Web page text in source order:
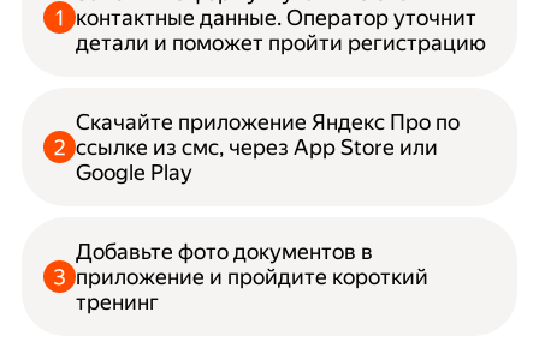
контактные данные. Оператор уточнит
детали и поможет пройти регистрацию
Скачайте приложение Яндекс Про по
ссылке из смс, через App Store или
Google Play
Добавьте фото документов в
приложение и пройдите короткий
тренинг